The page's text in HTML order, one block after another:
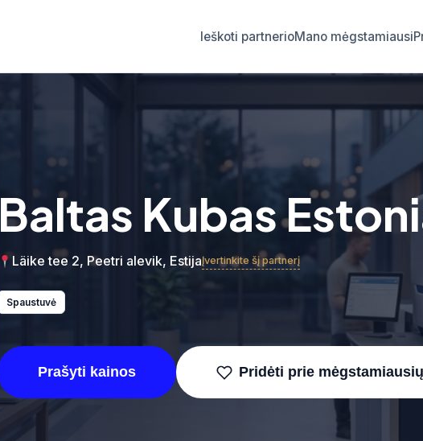
Ieškoti partnerioMano mėgstamiausi
Baltas Kubas
Läike tee 2, Peetri alevik, EstijaĮvertinkite šį partnerį
Spaustuvė
Prašyti kainos Pridėti prie mėgstamiausių